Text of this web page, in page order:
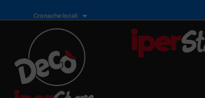
Cronache locali